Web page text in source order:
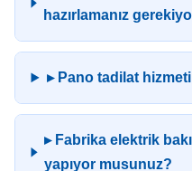
hazırlamanız
▸ Pano tadilat
▸ Fabrika elektrik
yapıyor musunuz?